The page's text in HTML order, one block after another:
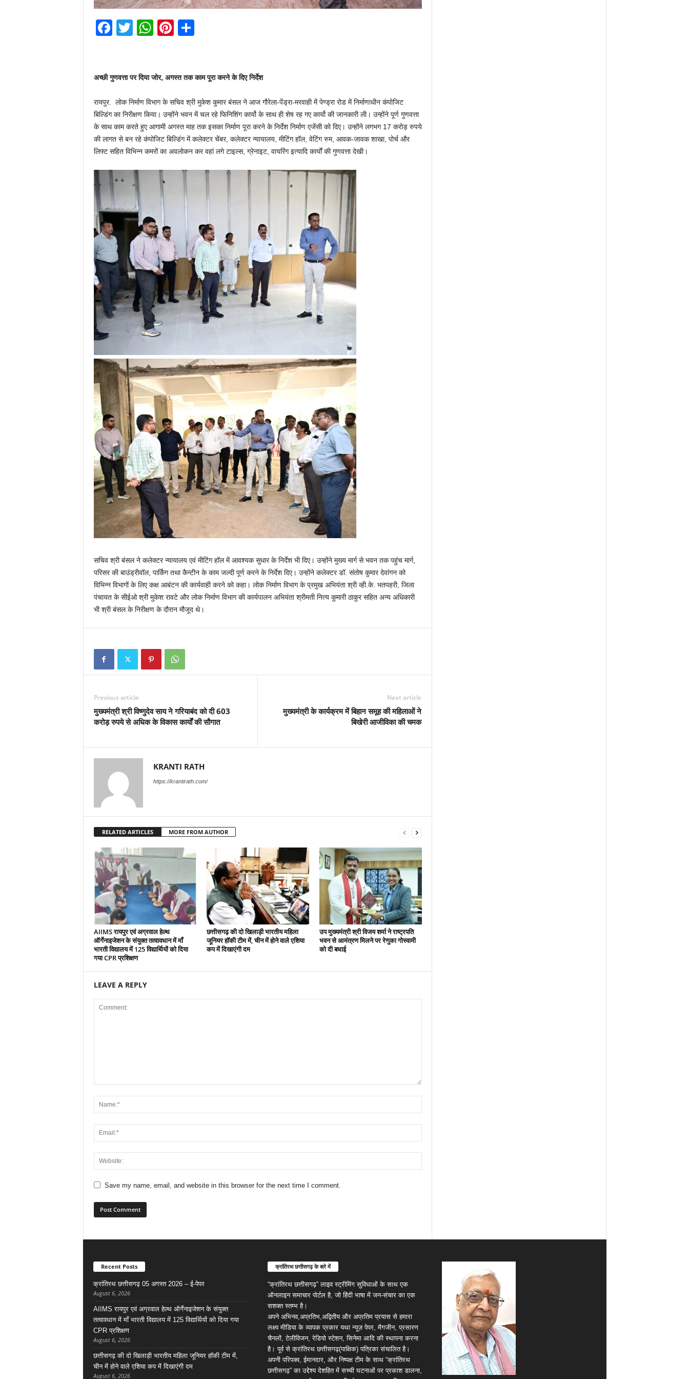
F
e
b
o
o
k
T
er
W
s
A
p
p
Pi
e
st
e
अच्छी गुणवत्ता पर दिया जोर, अगस्त तक काम पूरा करने के दिए निर्देश
रायपुर. लोक निर्माण विभाग के सचिव श्री मुकेश कुमार बंसल ने आज गौरेला-पेंड्रा-मरवाही में पेण्ड्रा रोड में निर्माणाधीन कंपोजिट
बिल्डिंग का निरीक्षण किया। उन्होंने भवन में चल रहे फिनिशिंग कार्यो के साथ ही शेष रह गए कार्यो की जानकारी ली। उन्होंने पूर्ण गुणवत्ता
के साथ काम करते हुए आगामी अगस्त माह तक इसका निर्माण पूरा करने के निर्देश निर्माण एजेंसी को दिए। उन्होंने लगभग 17 करोड़ रुपये
की लागत से बन रहे कंपोजिट बिल्डिंग में कलेक्टर चेंबर, कलेक्टर न्यायालय, मीटिंग हॉल, वेटिंग रुम, आवक-जावक शाखा, पोर्च और
लिफ्ट सहित विभिन्न कमरों का अवलोकन कर वहां लगे टाइल्स, ग्रेनाइट, वायरिंग इत्यादि कार्यों की गुणवत्ता देखी।
सचिव श्री बंसल ने कलेक्टर न्यायालय एवं मीटिंग हॉल में आवश्यक सुधार के निर्देश भी दिए। उन्होंने मुख्य मार्ग से भवन तक पहुंच मार्ग,
परिसर की बाउंड्रीवॉल, पार्किंग तथा कैन्टीन के काम जल्दी पूर्ण करने के निर्देश दिए। उन्होंने कलेक्टर डॉ. संतोष कुमार देवांगन को
विभिन्न विभागों के लिए कक्ष आबंटन की कार्यवाही करने को कहा। लोक निर्माण विभाग के प्रमुख अभियंता श्री व्ही.के. भतपहरी, जिला
पंचायत के सीईओ श्री मुकेश रावटे और लोक निर्माण विभाग की कार्यपालन अभियंता श्रीमती नित्य कुमारी ठाकुर सहित अन्य अधिकारी
भी श्री बंसल के निरीक्षण के दौरान मौजूद थे।
Previous article
मुख्यमंत्री श्री विष्णुदेव साय ने गरियाबंद को दी 603
करोड़ रुपये से अधिक के विकास कार्यों की सौगात
Next article
मुख्यमंत्री के कार्यक्रम में बिहान समूह की महिलाओं ने
बिखेरी आजीविका की चमक
KRANTI RATH
https://krantirath.com/
RELATED ARTICLES MORE FROM AUTHOR
AIIMS रायपुर एवं अग्रवाल हेल्थ
ऑर्गेनाइजेशन के संयुक्त तत्वावधान में माँ
भारती विद्यालय में 125 विद्यार्थियों को दिया
गया CPR प्रशिक्षण
छत्तीसगढ़ की दो खिलाड़ी भारतीय महिला
जूनियर हॉकी टीम में, चीन में होने वाले एशिया
कप में दिखाएंगी दम
उप मुख्यमंत्री श्री विजय शर्मा ने राष्ट्रपति
भवन से आमंत्रण मिलने पर रेणुका गोस्वामी
को दी बधाई
LEAVE A REPLY
Save my name, email, and website in this browser for the next time I comment.
Recent Posts
क्रांतिरथ छत्तीसगढ़ 05 अगस्त 2026 – ई-पेपर
August 6, 2026
AIIMS रायपुर एवं अग्रवाल हेल्थ ऑर्गेनाइजेशन के संयुक्त
तत्वावधान में माँ भारती विद्यालय में 125 विद्यार्थियों को दिया गया
CPR प्रशिक्षण
August 6, 2026
छत्तीसगढ़ की दो खिलाड़ी भारतीय महिला जूनियर हॉकी टीम में,
चीन में होने वाले एशिया कप में दिखाएंगी दम
August 6, 2026
क्रांतिरथ छत्तीसगढ़ के बारे में
“क्रांतिरथ छत्तीसगढ़” लाइव स्ट्रीमिंग सुविधाओं के साथ एक
ऑनलाइन समाचार पोर्टल है, जो हिंदी भाषा में जन-संचार का एक
सशक्त स्तम्भ है।
अपने अभिनव,अप्रतिभ,अद्वितीय और अप्रतिम प्रयास से हमारा
लक्ष्य मीडिया के व्यापक प्रकार यथा न्यूज़ पेपर, मैगजीन, प्रसारण
चैनलों, टेलीविजन, रेडियो स्टेशन, सिनेमा आदि की स्थापना करना
है। पूर्व से क्रांतिरथ छत्तीसगढ़(पाक्षिक) पत्रिका संचालित है।
अपनी परिपक्व, ईमानदार, और निष्पक्ष टीम के साथ “क्रांतिरथ
छत्तीसगढ़” का उद्देश्य देशहित में सच्ची घटनाओं पर प्रकाश डालना,